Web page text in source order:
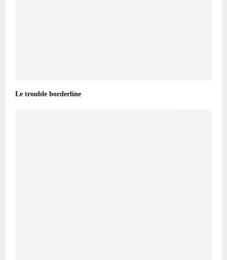
Le trouble borderline